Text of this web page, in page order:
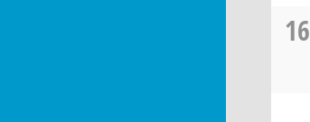
16